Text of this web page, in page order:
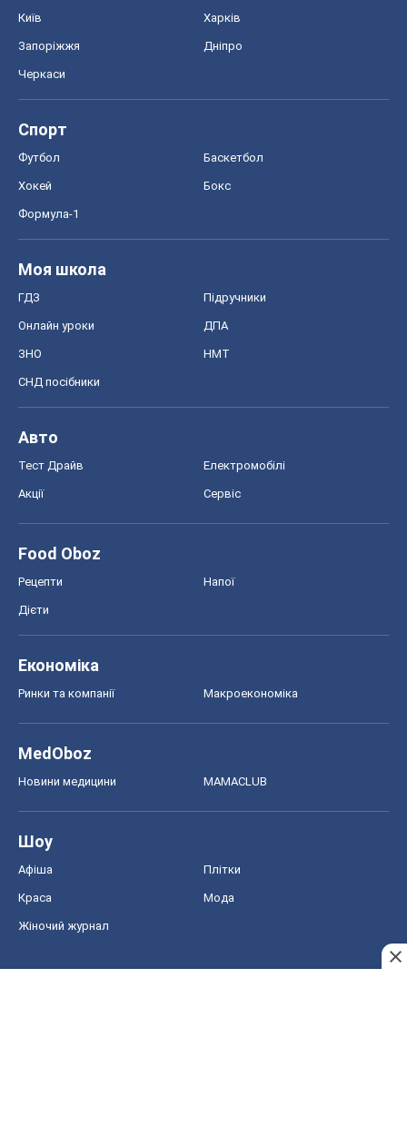
Київ Харків
Запоріжжя Дніпро
Черкаси
Спорт
Футбол Баскетбол
Хокей Бокс
Формула-1
Моя школа
ГДЗ Підручники
Онлайн уроки ДПА
ЗНО НМТ
СНД посібники
Авто
Тест Драйв Електромобілі
Акції Сервіс
Food Oboz
Рецепти Напої
Дієти
Економіка
Ринки та компанії Макроекономіка
MedOboz
Новини медицини MAMACLUB
Шоу
Афіша Плітки
Краса Мода
Жіночий журнал